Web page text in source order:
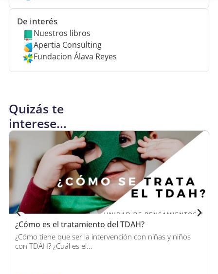
De interés
Nuestros libros
Apertia Consulting
Fundacion Álava Reyes
Quizás te
interese...
¿Cómo es el tratamiento del TDAH?
¿Cómo tiene que ser la intervención con niñas y niños
con TDAH? ¿Cuál es el...